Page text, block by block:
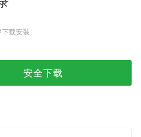
下载安装
安全下载